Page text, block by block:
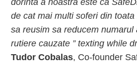
dorinta a noastra este ca
de cat mai multi soferi din
sa reusim sa reducem numarul
rutiere cauzate ” texting while
Tudor Cobalas, Co-founder